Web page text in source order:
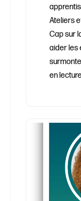
Ateliers
Cap sur
aider les
en